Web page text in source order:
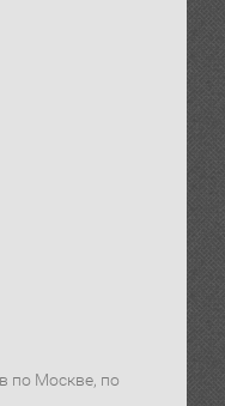
по Москве, по